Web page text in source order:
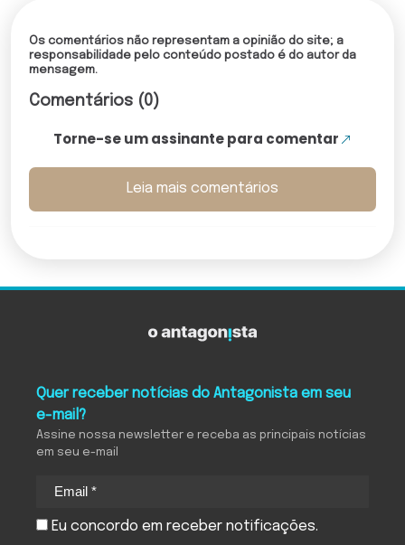
Os comentários não representam a opinião do site; a
responsabilidade pelo conteúdo postado é do autor da
mensagem.
Comentários (0)
Torne-se um assinante para comentar
Leia mais comentários
Quer receber notícias do Antagonista em seu
e-mail?
Assine nossa newsletter e receba as principais notícias
em seu e-mail
Eu concordo em receber notificações.